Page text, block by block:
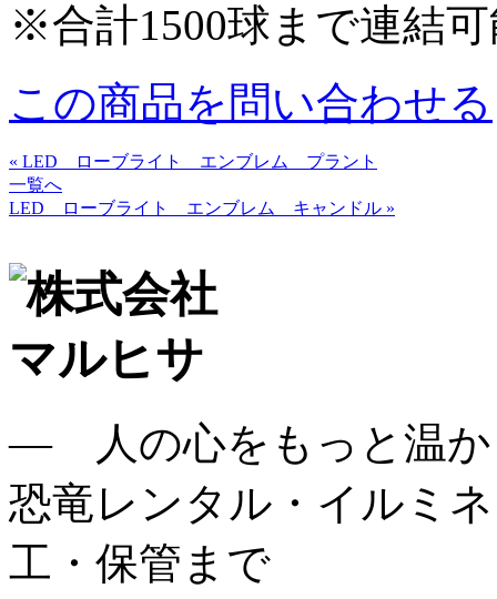
※合計1500球まで連結
この商品を問い合わせる
« LED ローブライト エンブレム プラント
一覧へ
LED ローブライト エンブレム キャンドル »
― 人の心をもっと温
恐竜レンタル・イルミ
工・保管まで